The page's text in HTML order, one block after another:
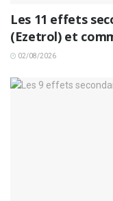
Les 11 effets
(Ezetrol) et
02/08/2026